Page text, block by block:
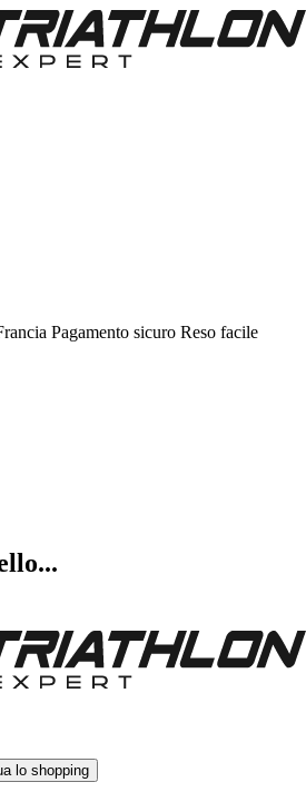
Pagamento sicuro Reso facile
lo shopping